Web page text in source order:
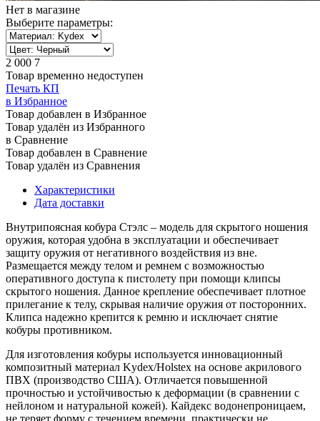
Нет в магазине
Выберите параметры:
2 000 7
Товар временно недоступен
Печать КП
в Избранное
Товар добавлен в Избранное
Товар удалён из Избранного
в Сравнение
Товар добавлен в Сравнение
Товар удалён из Сравнения
Характеристики
Дата доставки
Внутрипоясная кобура Стэлс – модель для скрытого ношения
оружия, которая удобна в эксплуатации и обеспечивает
защиту оружия от негативного воздействия из вне.
Размещается между телом и ремнем с возможностью
оперативного доступа к пистолету при помощи клипсы
скрытого ношения. Данное крепление обеспечивает плотное
прилегание к телу, скрывая наличие оружия от посторонних.
Клипса надежно крепится к ремню и исключает снятие
кобуры противником.
Для изготовления кобуры используется инновационный
композитный материал Kydex/Holstex на основе акрилового
ПВХ (производство США). Отличается повышенной
прочностью и устойчивостью к деформации (в сравнении с
нейлоном и натуральной кожей). Кайдекс водонепроницаем,